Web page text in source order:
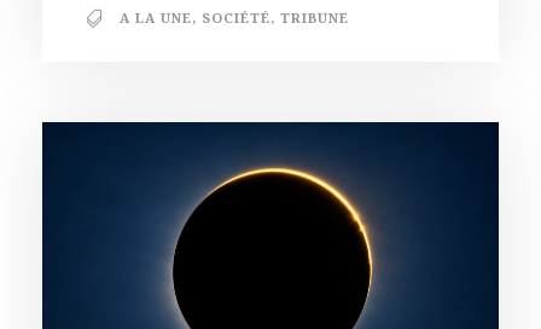
A LA UNE, SOCIÉTÉ, TRIBUNE